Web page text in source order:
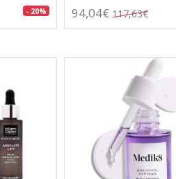
- 20% 94,04€ 117,63€